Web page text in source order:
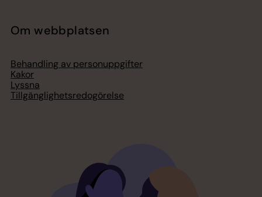
Om webbplatsen
Behandling av personuppgifter
Kakor
Lyssna
Tillgänglighetsredogörelse